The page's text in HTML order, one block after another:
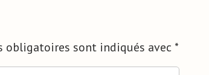
obligatoires sont indiqués avec *